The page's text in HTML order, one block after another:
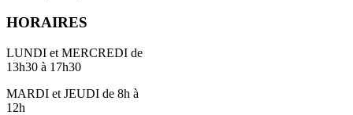
HORAIRES
LUNDI et MERCREDI de
13h30 à 17h30
MARDI et JEUDI de 8h à
12h